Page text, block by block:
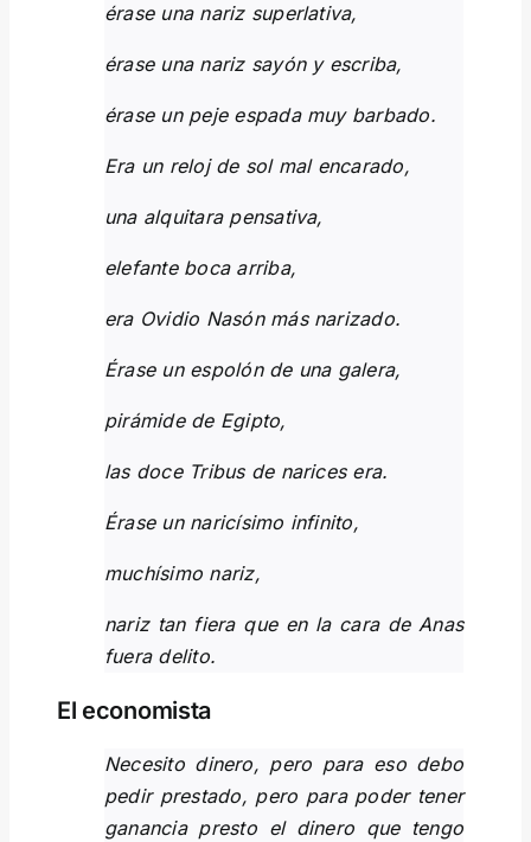
érase una nariz superlativa,
érase una nariz sayón y escriba,
érase un peje espada muy barbado.
Era un reloj de sol mal encarado,
una alquitara pensativa,
elefante boca arriba,
era Ovidio Nasón más narizado.
Érase un espolón de una galera,
pirámide de Egipto,
las doce Tribus de narices era.
Érase un naricísimo infinito,
muchísimo nariz,
nariz tan fiera que en la cara de Anas
fuera delito.
El economista
Necesito dinero, pero para eso debo
pedir prestado, pero para poder tener
ganancia presto el dinero que tengo